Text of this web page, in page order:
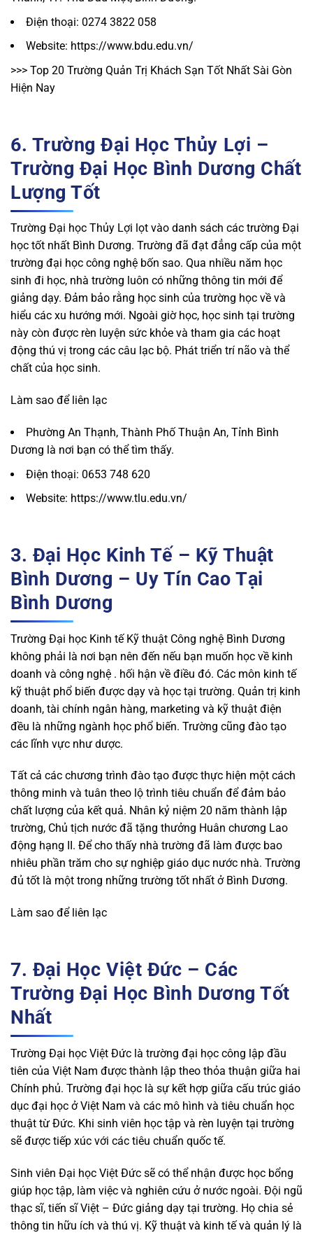
Điện thoại: 0274 3822 058
Website: https://www.bdu.edu.vn/
>>> Top 20 Trường Quản Trị Khách Sạn Tốt Nhất Sài Gòn
Hiện Nay
6. Trường Đại Học Thủy Lợi –
Trường Đại Học Bình Dương Chất
Lượng Tốt
Trường Đại học Thủy Lợi lọt vào danh sách các trường Đại
học tốt nhất Bình Dương. Trường đã đạt đẳng cấp của một
trường đại học công nghệ bốn sao. Qua nhiều năm học
sinh đi học, nhà trường luôn có những thông tin mới để
giảng dạy. Đảm bảo rằng học sinh của trường học về và
hiểu các xu hướng mới. Ngoài giờ học, học sinh tại trường
này còn được rèn luyện sức khỏe và tham gia các hoạt
động thú vị trong các câu lạc bộ. Phát triển trí não và thể
chất của học sinh.
Làm sao để liên lạc
Phường An Thạnh, Thành Phố Thuận An, Tỉnh Bình
Dương là nơi bạn có thể tìm thấy.
Điện thoại: 0653 748 620
Website: https://www.tlu.edu.vn/
3. Đại Học Kinh Tế – Kỹ Thuật
Bình Dương – Uy Tín Cao Tại
Bình Dương
Trường Đại học Kinh tế Kỹ thuật Công nghệ Bình Dương
không phải là nơi bạn nên đến nếu bạn muốn học về kinh
doanh và công nghệ . hối hận về điều đó. Các môn kinh tế
kỹ thuật phổ biến được dạy và học tại trường. Quản trị kinh
doanh, tài chính ngân hàng, marketing và kỹ thuật điện
đều là những ngành học phổ biến. Trường cũng đào tạo
các lĩnh vực như dược.
Tất cả các chương trình đào tạo được thực hiện một cách
thông minh và tuân theo lộ trình tiêu chuẩn để đảm bảo
chất lượng của kết quả. Nhân kỷ niệm 20 năm thành lập
trường, Chủ tịch nước đã tặng thưởng Huân chương Lao
động hạng II. Để cho thấy nhà trường đã làm được bao
nhiêu phần trăm cho sự nghiệp giáo dục nước nhà. Trường
đủ tốt là một trong những trường tốt nhất ở Bình Dương.
Làm sao để liên lạc
7. Đại Học Việt Đức – Các
Trường Đại Học Bình Dương Tốt
Nhất
Trường Đại học Việt Đức là trường đại học công lập đầu
tiên của Việt Nam được thành lập theo thỏa thuận giữa hai
Chính phủ. Trường đại học là sự kết hợp giữa cấu trúc giáo
dục đại học ở Việt Nam và các mô hình và tiêu chuẩn học
thuật từ Đức. Khi sinh viên học tập và rèn luyện tại trường
sẽ được tiếp xúc với các tiêu chuẩn quốc tế.
Sinh viên Đại học Việt Đức sẽ có thể nhận được học bổng
giúp học tập, làm việc và nghiên cứu ở nước ngoài. Đội ngũ
thạc sĩ, tiến sĩ Việt – Đức giảng dạy tại trường. Họ chia sẻ
thông tin hữu ích và thú vị. Kỹ thuật và kinh tế và quản lý là